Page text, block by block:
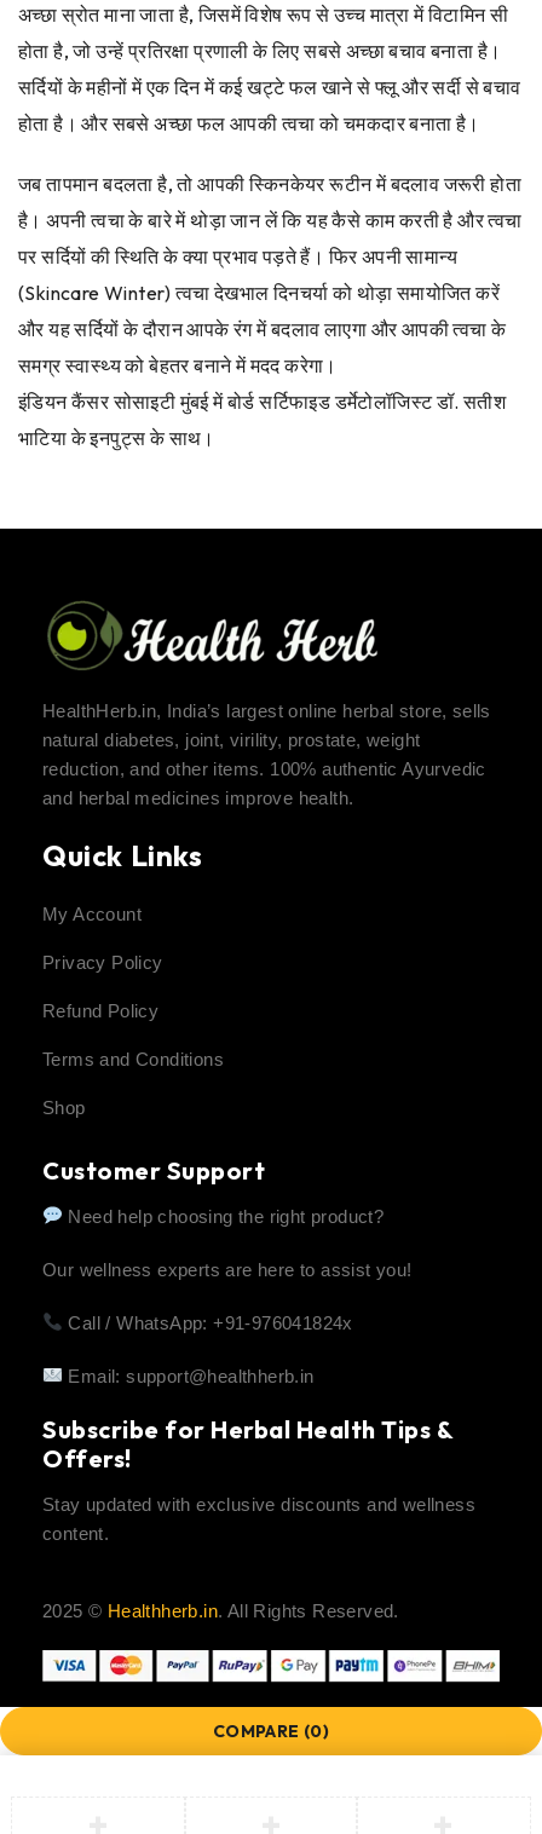
अच्छा स्रोत माना जाता है, जिसमें विशेष रूप से उच्च मात्रा में विटामिन सी
होता है, जो उन्हें प्रतिरक्षा प्रणाली के लिए सबसे अच्छा बचाव बनाता है।
सर्दियों के महीनों में एक दिन में कई खट्टे फल खाने से फ्लू और सर्दी से बचाव
होता है। और सबसे अच्छा फल आपकी त्वचा को चमकदार बनाता है।
जब तापमान बदलता है, तो आपकी स्किनकेयर रूटीन में बदलाव जरूरी होता
है। अपनी त्वचा के बारे में थोड़ा जान लें कि यह कैसे काम करती है और त्वचा
पर सर्दियों की स्थिति के क्या प्रभाव पड़ते हैं। फिर अपनी सामान्य
(Skincare Winter) त्वचा देखभाल दिनचर्या को थोड़ा समायोजित करें
और यह सर्दियों के दौरान आपके रंग में बदलाव लाएगा और आपकी त्वचा के
समग्र स्वास्थ्य को बेहतर बनाने में मदद करेगा।
इंडियन कैंसर सोसाइटी मुंबई में बोर्ड सर्टिफाइड डर्मेटोलॉजिस्ट डॉ. सतीश
भाटिया के इनपुट्स के साथ।
HealthHerb.in, India’s largest online herbal store, sells
natural diabetes, joint, virility, prostate, weight
reduction, and other items. 100% authentic Ayurvedic
and herbal medicines improve health.
Quick Links
My Account
Privacy Policy
Refund Policy
Terms and Conditions
Shop
Customer Support
Need help choosing the right product?
Our wellness experts are here to assist you!
Call / WhatsApp: +91-976041824x
Email:support@healthherb.in
Subscribe for Herbal Health Tips &
Offers!
Stay updated with exclusive discounts and wellness
content.
2025 © Healthherb.in. All Rights Reserved.
COMPARE (0)